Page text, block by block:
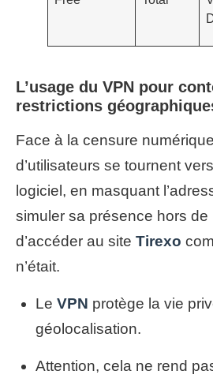
L’usage du VPN pour
restrictions
Face à la censure
d’utilisateurs se tournent
logiciel, en masquant
simuler sa présence hors de
d’accéder au site Tirexo
n’était.
Le VPN protège la vie
géolocalisation.
Attention, cela ne rend